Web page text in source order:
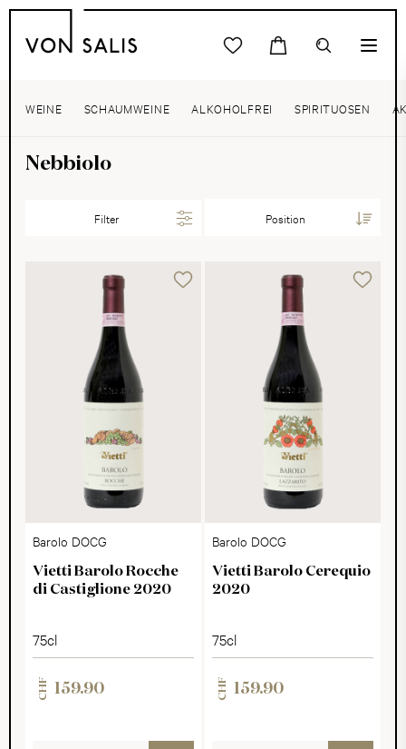
WEINE SCHAUMWEINE ALKOHOLFREI SPIRITUOSEN
Nebbiolo
Filter
Barolo DOCG
Vietti Barolo Rocche
di Castiglione 2020
75cl
CHF 159.90
Barolo DOCG
Vietti Barolo Cerequio
2020
75cl
CHF 159.90